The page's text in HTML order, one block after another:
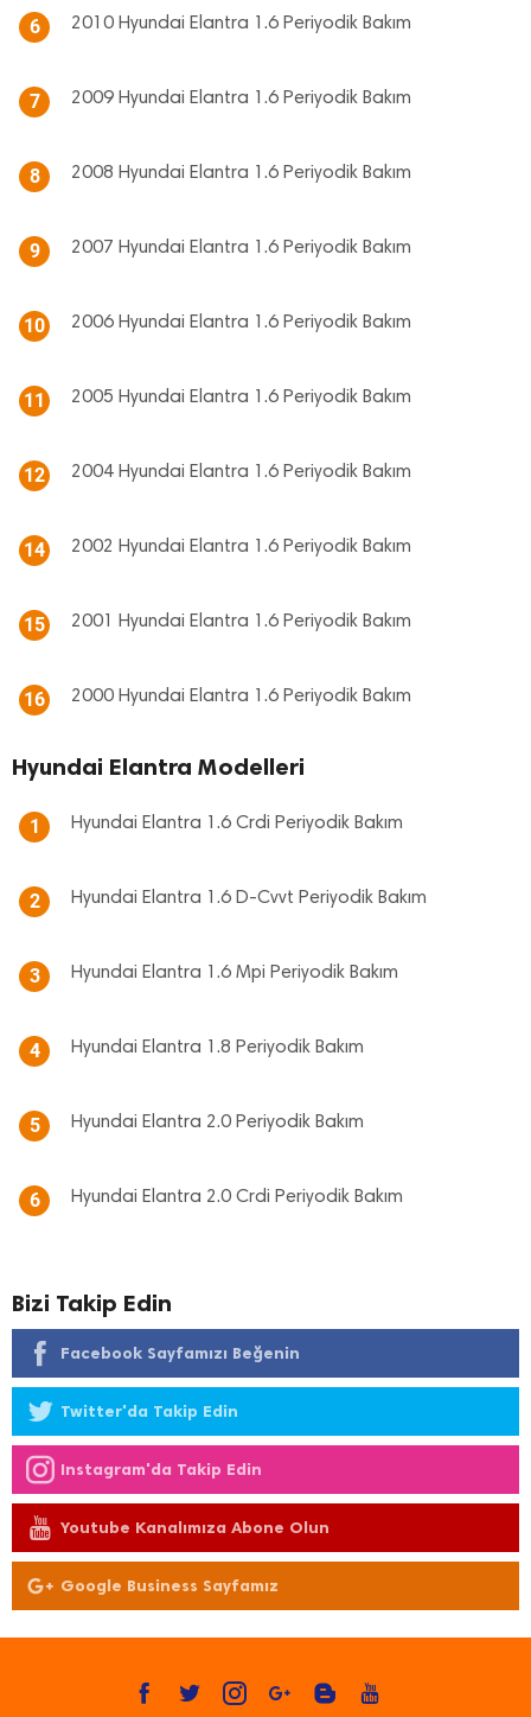
6 2010 Hyundai Elantra 1.6 Periyodik Bakım
7 2009 Hyundai Elantra 1.6 Periyodik Bakım
8 2008 Hyundai Elantra 1.6 Periyodik Bakım
9 2007 Hyundai Elantra 1.6 Periyodik Bakım
10 2006 Hyundai Elantra 1.6 Periyodik Bakım
11 2005 Hyundai Elantra 1.6 Periyodik Bakım
12 2004 Hyundai Elantra 1.6 Periyodik Bakım
14 2002 Hyundai Elantra 1.6 Periyodik Bakım
15 2001 Hyundai Elantra 1.6 Periyodik Bakım
16 2000 Hyundai Elantra 1.6 Periyodik Bakım
Hyundai Elantra Modelleri
1 Hyundai Elantra 1.6 Crdi Periyodik Bakım
2 Hyundai Elantra 1.6 D-Cvvt Periyodik Bakım
3 Hyundai Elantra 1.6 Mpi Periyodik Bakım
4 Hyundai Elantra 1.8 Periyodik Bakım
5 Hyundai Elantra 2.0 Periyodik Bakım
6 Hyundai Elantra 2.0 Crdi Periyodik Bakım
Bizi Takip Edin
Facebook Sayfamızı Beğenin
Twitter'da Takip Edin
Instagram'da Takip Edin
Youtube Kanalımıza Abone Olun
Google Business Sayfamız